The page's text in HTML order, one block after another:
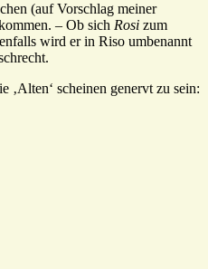
(auf Vorschlag meiner
– Ob sich Rosi zum
wird er in Riso umbenannt
‚Alten‘ scheinen genervt zu sein: